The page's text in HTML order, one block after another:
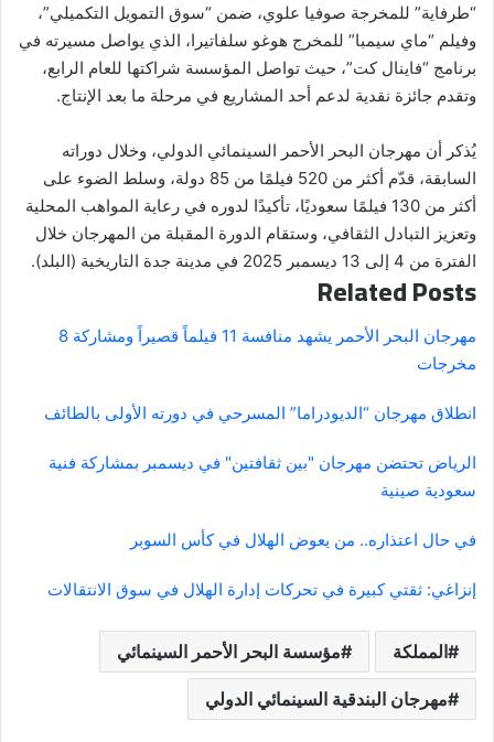
“طرفاية” للمخرجة صوفيا علوي، ضمن “سوق التمويل التكميلي”،
وفيلم “ماي سيمبا” للمخرج هوغو سلفاتيرا، الذي يواصل مسيرته في
برنامج “فاينال كت”، حيث تواصل المؤسسة شراكتها للعام الرابع،
وتقدم جائزة نقدية لدعم أحد المشاريع في مرحلة ما بعد الإنتاج.
يُذكر أن مهرجان البحر الأحمر السينمائي الدولي، وخلال دوراته
السابقة، قدّم أكثر من 520 فيلمًا من 85 دولة، وسلط الضوء على
أكثر من 130 فيلمًا سعوديًا، تأكيدًا لدوره في رعاية المواهب المحلية
وتعزيز التبادل الثقافي، وستقام الدورة المقبلة من المهرجان خلال
الفترة من 4 إلى 13 ديسمبر 2025 في مدينة جدة التاريخية (البلد).
Related Posts
مهرجان البحر الأحمر يشهد منافسة 11 فيلماً قصيراً ومشاركة 8
مخرجات
انطلاق مهرجان “الديودراما” المسرحي في دورته الأولى بالطائف
الرياض تحتضن مهرجان "بين ثقافتين" في ديسمبر بمشاركة فنية
سعودية صينية
في حال اعتذاره.. من يعوض الهلال في كأس السوبر
إنزاغي: ثقتي كبيرة في تحركات إدارة الهلال في سوق الانتقالات
المملكة مؤسسة البحر الأحمر السينمائي
مهرجان البندقية السينمائي الدولي